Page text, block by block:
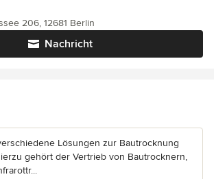
Nachricht
206, 12681 Berlin
Lösungen zur Bautrocknung
gehört der Vertrieb von Bautrocknern,